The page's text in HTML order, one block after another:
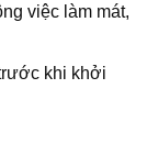
việc làm mát,
khi khởi